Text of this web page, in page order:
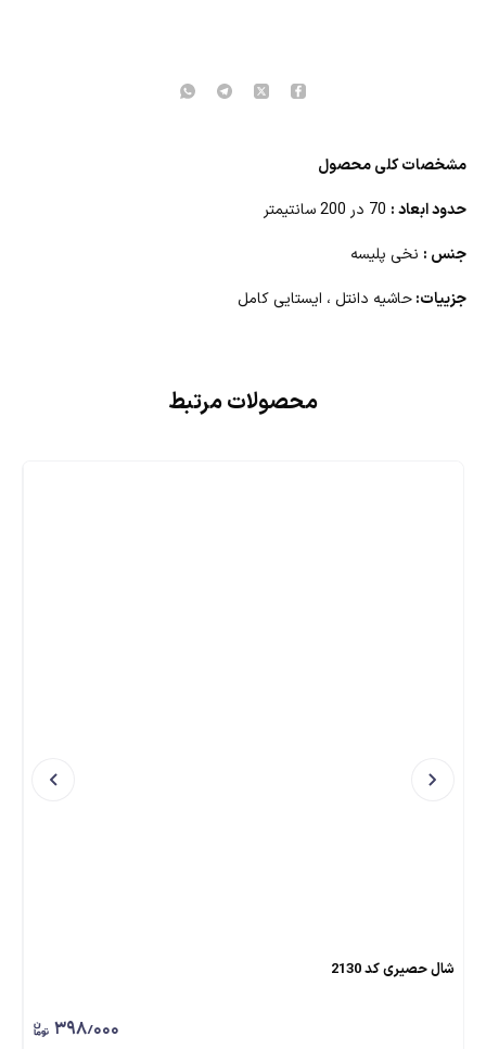
مشخصات کلی محصول
حدود ابعاد :
جنس : نخی پلیسه
جزییات:حاشیه دانتل ، ایستایی کامل
محصولات مرتبط
شال حصیری کد 2130
۳۹۸٫۰۰۰